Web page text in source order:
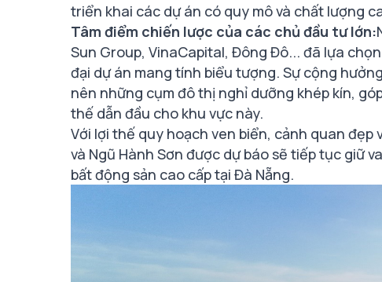
triển khai các dự án có quy mô và chất lượng
Tâm điểm chiến lược của các chủ đầu tư lớn:
Sun Group, VinaCapital, Đông Đô... đã lựa
đại dự án mang tính biểu tượng. Sự cộng
nên những cụm đô thị nghỉ dưỡng khép kín,
thế dẫn đầu cho khu vực này.
Với lợi thế quy hoạch ven biển, cảnh quan
và Ngũ Hành Sơn được dự báo sẽ tiếp tục giữ
bất động sản cao cấp tại Đà Nẵng.